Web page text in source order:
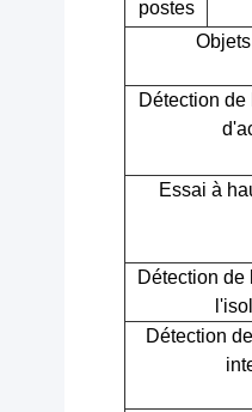
postes
Détection de
Essai à
Détection de
Détection